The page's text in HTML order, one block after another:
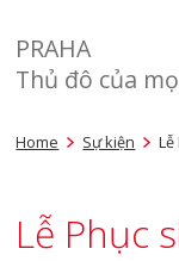
PRAHA
Thủ đô của
Home Sự kiện
Lễ Phục